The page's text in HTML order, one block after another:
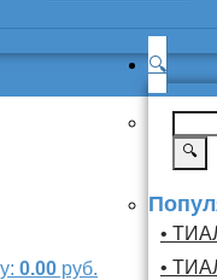
0.00 руб.
🔍
🔍
•
•